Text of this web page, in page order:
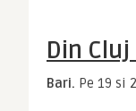
Din
Bari. Pe 19 si